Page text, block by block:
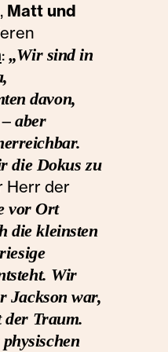
Matt und
: „Wir sind in
davon,
aber
die Dokus zu
Herr der
vor Ort
die kleinsten
Wir
Jackson war,
der Traum.